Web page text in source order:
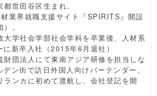
世田谷区生まれ。
業界就職支援サイト『SPIRITS』開設
。
学社会学部社会学科を卒業後、人材系
新卒入社（2015年6月退社）
団法人にて東南アジア研修を担当しな
ン街で訪日外国人向けバーテンダー。
ンカに初めて渡航し、会社登記を開